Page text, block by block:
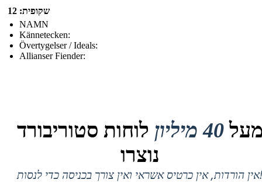
שקופית: 12
NAMN
Kännetecken:
Övertygelser / Ideals:
Allianser Fiender:
40 מיליון
לוחות סטוריבורד
נוצרו
אין הורדות, אין כרטיס אשראי ואין צורך בכניסה כדי לנסות!